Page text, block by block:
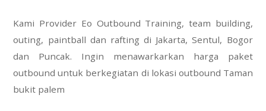
Kami Provider Eo Outbound Training, team building,
outing, paintball dan rafting di Jakarta, Sentul, Bogor
dan Puncak. Ingin menawarkarkan harga paket
outbound untuk berkegiatan di lokasi outbound Taman
bukit palem